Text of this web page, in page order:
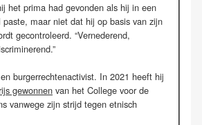
het prima had gevonden als hij in een
paste, maar niet dat hij op basis van zijn
gecontroleerd. “Vernederend,
burgerrechtenactivist. In 2021 heeft hij
gewonnen van het College voor de
vanwege zijn strijd tegen etnisch